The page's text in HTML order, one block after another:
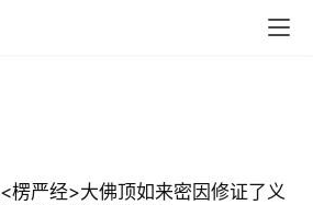
<楞严经>大佛顶如来密因修证了义